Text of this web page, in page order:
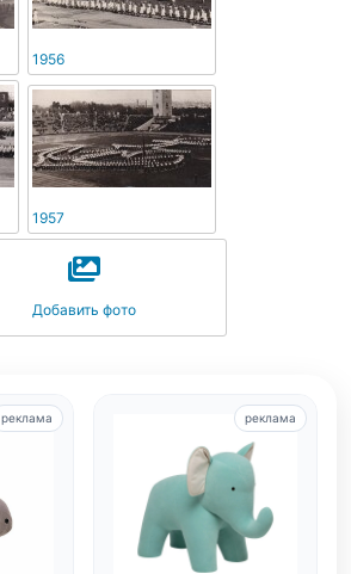
1956
1957
Добавить фото
реклама реклама